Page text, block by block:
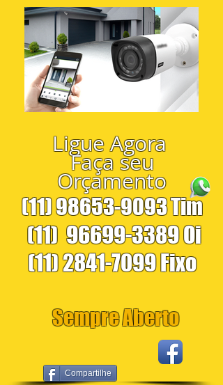
Compartilhe
Ligue Agora
Faça seu
Orçamento
(11) 98653-9093Tim
(11) 96699-3389Oi
(11) 2841-7099Fixo
Sempre Aberto